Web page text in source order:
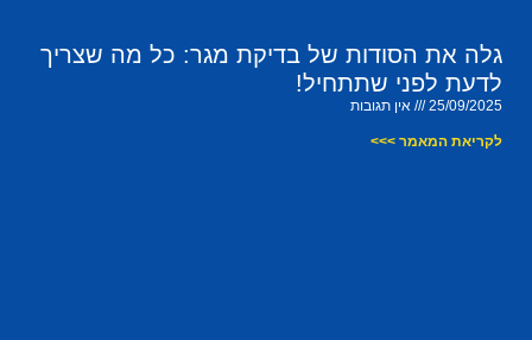
גלה את הסודות של בדיקת מגר: כל מה שצריך
לדעת לפני שתתחיל!
25/09/2025 אין תגובות
לקריאת המאמר >>>